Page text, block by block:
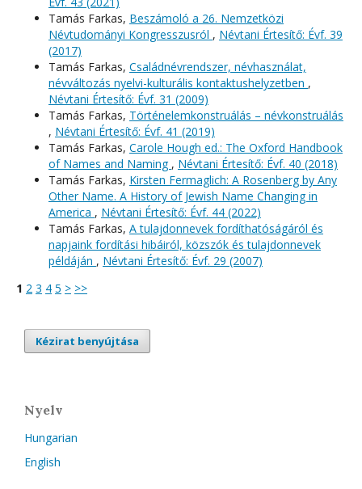
Tamás Farkas, Beszámoló a 26. Nemzetközi
Névtudományi Kongresszusról , Névtani Értesítő: Évf. 39
(2017)
Tamás Farkas, Családnévrendszer, névhasználat,
névváltozás nyelvi-kulturális kontaktushelyzetben ,
Névtani Értesítő: Évf. 31 (2009)
Tamás Farkas, Történelemkonstruálás – névkonstruálás
, Névtani Értesítő: Évf. 41 (2019)
Tamás Farkas, Carole Hough ed.: The Oxford Handbook
of Names and Naming , Névtani Értesítő: Évf. 40 (2018)
Tamás Farkas, Kirsten Fermaglich: A Rosenberg by Any
Other Name. A History of Jewish Name Changing in
America , Névtani Értesítő: Évf. 44 (2022)
Tamás Farkas, A tulajdonnevek fordíthatóságáról és
napjaink fordítási hibáiról, közszók és tulajdonnevek
példáján , Névtani Értesítő: Évf. 29 (2007)
1 2 3 4 5 > >>
Kézirat benyújtása
Nyelv
Hungarian
English